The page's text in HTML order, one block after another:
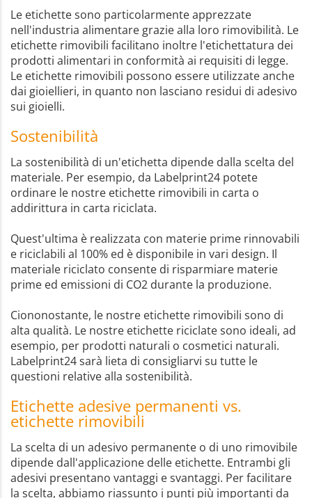
Le etichette sono particolarmente apprezzate
nell'industria alimentare grazie alla loro rimovibilità. Le
etichette rimovibili facilitano inoltre l'etichettatura dei
prodotti alimentari in conformità ai requisiti di legge.
Le etichette rimovibili possono essere utilizzate anche
dai gioiellieri, in quanto non lasciano residui di adesivo
sui gioielli.
Sostenibilità
La sostenibilità di un'etichetta dipende dalla scelta del
materiale. Per esempio, da Labelprint24 potete
ordinare le nostre etichette rimovibili in carta o
addirittura in carta riciclata.
Quest'ultima è realizzata con materie prime rinnovabili
e riciclabili al 100% ed è disponibile in vari design. Il
materiale riciclato consente di risparmiare materie
prime ed emissioni di CO2 durante la produzione.
Ciononostante, le nostre etichette rimovibili sono di
alta qualità. Le nostre etichette riciclate sono ideali, ad
esempio, per prodotti naturali o cosmetici naturali.
Labelprint24 sarà lieta di consigliarvi su tutte le
questioni relative alla sostenibilità.
Etichette adesive permanenti vs.
etichette rimovibili
La scelta di un adesivo permanente o di uno rimovibile
dipende dall'applicazione delle etichette. Entrambi gli
adesivi presentano vantaggi e svantaggi. Per facilitare
la scelta, abbiamo riassunto i punti più importanti da